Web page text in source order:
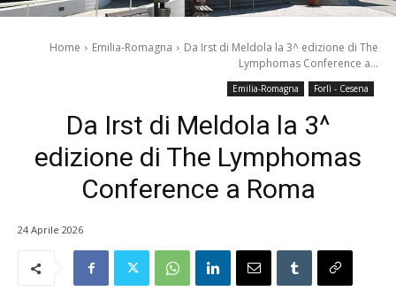
Home Emilia-Romagna
Da Irst di Meldola la 3^ edizione di The
Lymphomas Conference a...
Emilia-Romagna Forlì - Cesena
Da Irst di Meldola la 3^
edizione di The Lymphomas
Conference a Roma
24 Aprile 2026